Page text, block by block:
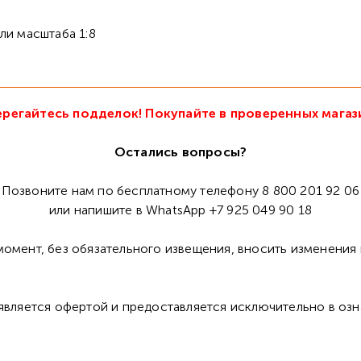
масштаба 1:8
подделок! Покупайте в проверенных
Остались вопросы?
Позвоните нам по бесплатному телефону 8 800 201 92 06
или напишите в WhatsApp +7 925 049 90 18
без обязательного извещения, вносить
офертой и предоставляется исключительно в